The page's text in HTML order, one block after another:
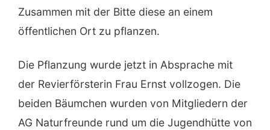
Zusammen mit der Bitte diese an einem
öffentlichen Ort zu pflanzen.
Die Pflanzung wurde jetzt in Absprache mit
der Revierförsterin Frau Ernst vollzogen. Die
beiden Bäumchen wurden von Mitgliedern der
AG Naturfreunde rund um die Jugendhütte von